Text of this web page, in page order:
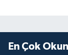
En Çok